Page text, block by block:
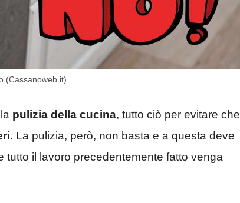
(Cassanoweb.it)
pulizia della cucina, tutto ciò per evitare che
. La pulizia, però, non basta e a questa deve
il lavoro precedentemente fatto venga